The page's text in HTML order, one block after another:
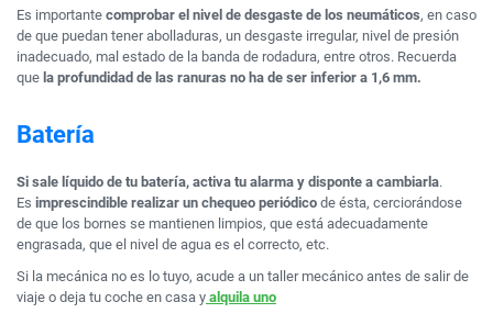
Es importante comprobar el nivel de desgaste de los neumáticos, en caso
de que puedan tener abolladuras, un desgaste irregular, nivel de presión
inadecuado, mal estado de la banda de rodadura, entre otros. Recuerda
que la profundidad de las ranuras no ha de ser inferior a 1,6 mm.
Batería
Si sale líquido de tu batería, activa tu alarma y disponte a cambiarla.
Es imprescindible realizar un chequeo periódico de ésta, cerciorándose
de que los bornes se mantienen limpios, que está adecuadamente
engrasada, que el nivel de agua es el correcto, etc.
Si la mecánica no es lo tuyo, acude a un taller mecánico antes de salir de
viaje o deja tu coche en casa y alquila uno